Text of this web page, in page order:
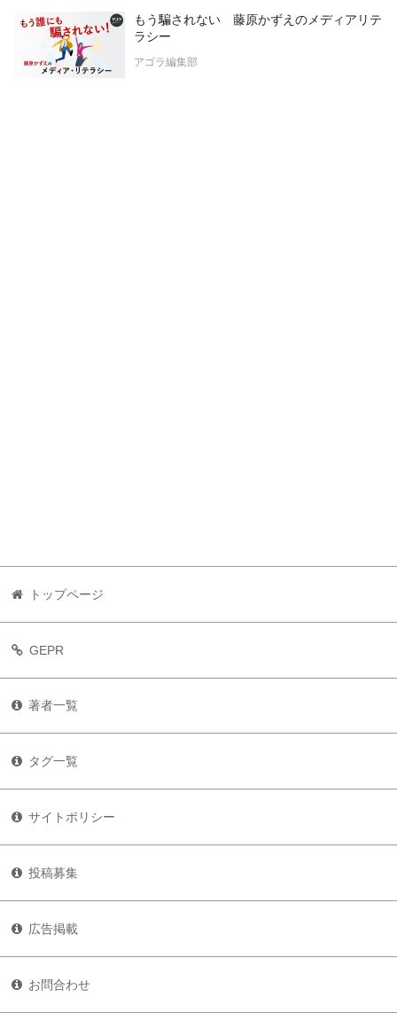
もう騙されない 藤原かずえのメディアリテ
ラシー
アゴラ編集部
トップページ
GEPR
著者一覧
タグ一覧
サイトポリシー
投稿募集
広告掲載
お問合わせ